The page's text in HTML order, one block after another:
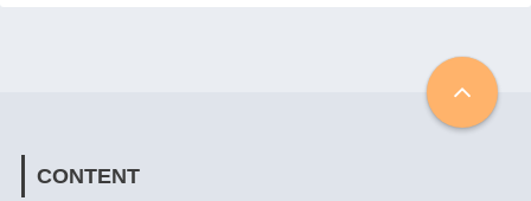
CONTENT